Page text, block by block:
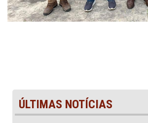
ÚLTIMAS NOTÍCIAS